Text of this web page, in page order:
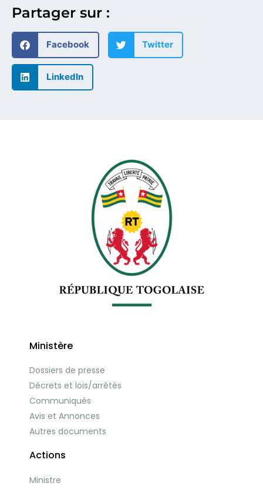
Partager sur :
Facebook Twitter
LinkedIn
Ministère
Dossiers de presse
Décrets et lois/arrêtés
Communiqués
Avis et Annonces
Autres documents
Actions
Ministre